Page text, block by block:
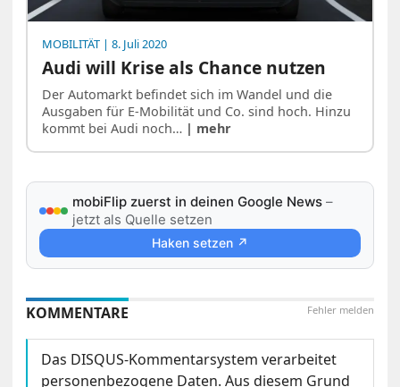
MOBILITÄT | 8. Juli 2020
Audi will Krise als Chance nutzen
Der Automarkt befindet sich im Wandel und die
Ausgaben für E-Mobilität und Co. sind hoch. Hinzu
kommt bei Audi noch… | mehr
mobiFlip zuerst in deinen Google News –
jetzt als Quelle setzen
Haken setzen ↗
Fehler melden
KOMMENTARE
Das DISQUS-Kommentarsystem verarbeitet
personenbezogene Daten. Aus diesem Grund